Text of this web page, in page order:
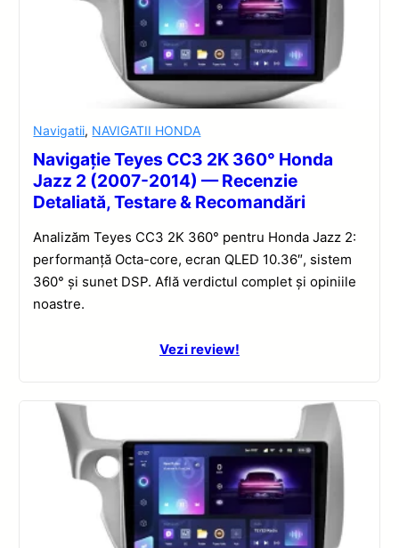
Navigatii, NAVIGATII HONDA
Navigație Teyes CC3 2K 360° Honda
Jazz 2 (2007-2014) — Recenzie
Detaliată, Testare & Recomandări
Analizăm Teyes CC3 2K 360° pentru Honda Jazz 2:
performanță Octa-core, ecran QLED 10.36″, sistem
360° și sunet DSP. Află verdictul complet și opiniile
noastre.
Vezi review!